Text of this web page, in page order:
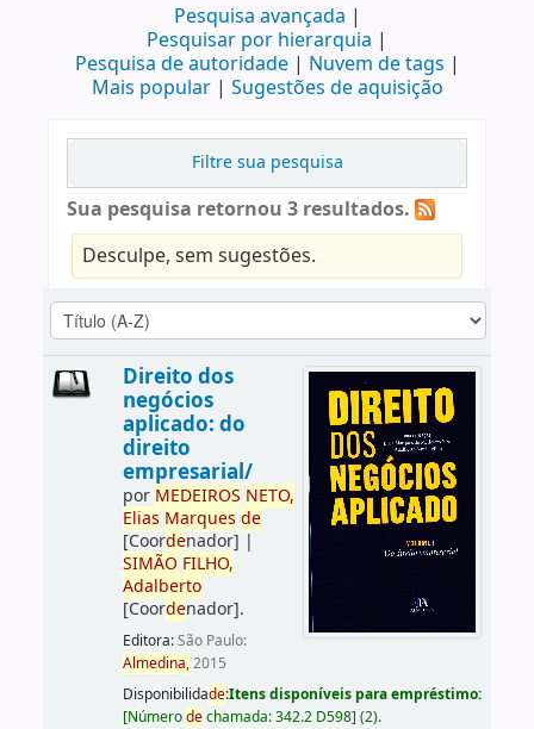
Pesquisa avançada
Pesquisar por hierarquia
Pesquisa de autoridade
Nuvem de tags
Mais popular
Sugestões de aquisição
Filtre sua pesquisa
Sua pesquisa retornou 3 resultados.
Desculpe, sem sugestões.
Direito dos
negócios
aplicado: do
direito
empresarial/
por MEDEIROS NETO,
Elias Marques de
[Coordenador] |
SIMÃO FILHO,
Adalberto
[Coordenador].
Editora:São Paulo:
Almedina,2015
Disponibilidade:Itens disponíveis para empréstimo:
[Númerodechamada:342.2 D598] (2).